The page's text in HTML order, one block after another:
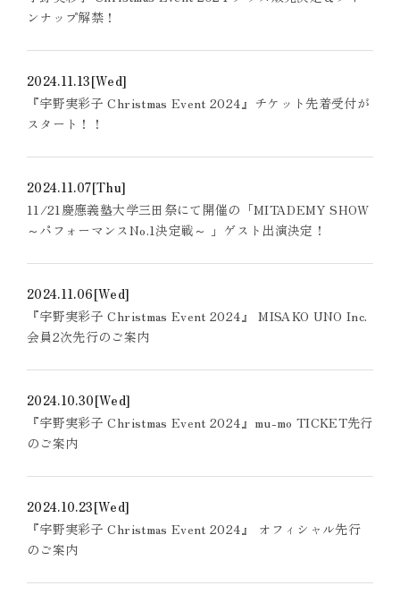
ンナップ解禁！
2024.11.13[Wed]
『宇野実彩子 Christmas Event 2024』チケット先着受付が
スタート！！
2024.11.07[Thu]
11/21慶應義塾大学三田祭にて開催の「MITADEMY SHOW
～パフォーマンスNo.1決定戦～ 」ゲスト出演決定！
2024.11.06[Wed]
『宇野実彩子 Christmas Event 2024』 MISAKO UNO Inc.
会員2次先行のご案内
2024.10.30[Wed]
『宇野実彩子 Christmas Event 2024』mu-mo TICKET先行
のご案内
2024.10.23[Wed]
『宇野実彩子 Christmas Event 2024』 オフィシャル先行
のご案内